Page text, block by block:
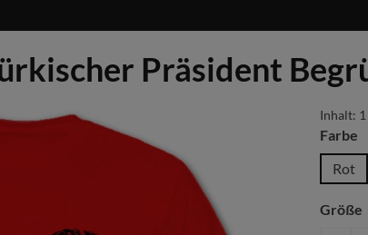
Präsident
Inhalt:
Farbe
Rot
Größe